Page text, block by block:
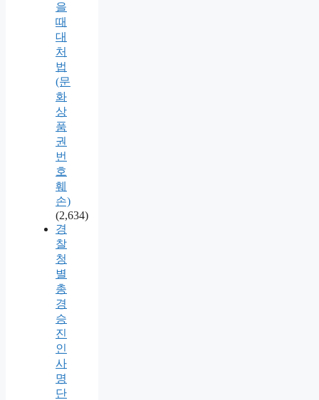
을
때
대
처
법
(문
화
상
품
권
번
호
훼
손)
(2,634)
경
찰
청
별
총
경
승
진
인
사
명
단